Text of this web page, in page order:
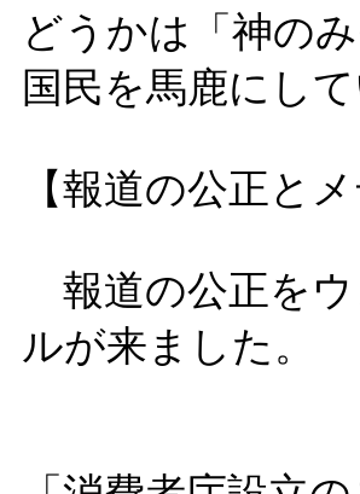
どうかは「神の
国民を馬鹿にして
【報道の公正と
報道の公正をウ
ルが来ました。